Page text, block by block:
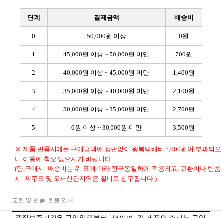
단계 결제금액 배송비
0 50,000원 이상 0원
1 45,000원 이상 ~ 50,000원 미만 700원
2 40,000원 이상 ~ 45,000원 미만 1,400원
3 35,000원 이상 ~ 40,000원 미만 2,100원
4 30,000원 이상 ~ 35,000원 미만 2,700원
5 0원 이상 ~ 30,000원 미만 3,500원
※ 제품 반품시에는 구매금액에 상관없이 왕복택배비 7,000원이 부과되오
니 이용에 착오 없으시기 바랍니다.
(단,구매시- 배송비는 위 표에 따라 전국동일하게 적용되고, 교환이나 반품
시- 제주도 및 도서산간지역은 실비로 청구됩니다.)
교환 및 반품, 환불 안내